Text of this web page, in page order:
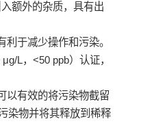
额外的杂质，具有出
于减少操作和污染。
L，<50 ppb）认证，
以有效的将污染物截留
染物并将其释放到稀释